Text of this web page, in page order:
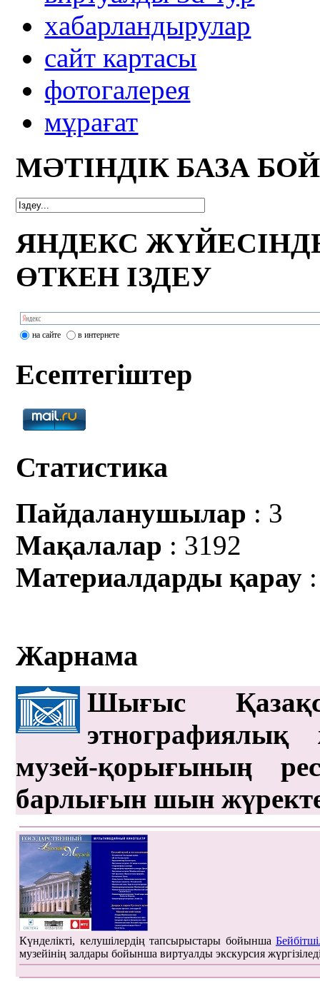
xабарландырулар
сайт картасы
фотогалерея
мұрағат
МӘТІНДІК БАЗА
ЯНДЕКС
ӨТКЕН ІЗДЕУ
на сайте в интернете
Есептегіштер
Статистика
Пайдаланушылар : 3
Мақалалар : 3192
Материалдарды қарау
Жарнама
Шығыс
этнографиялық
музей-қорығының
барлығын шын
Күнделікті, келушілердің тапсырыстары бойынша
музейінің залдары бойынша виртуалды экскурсия